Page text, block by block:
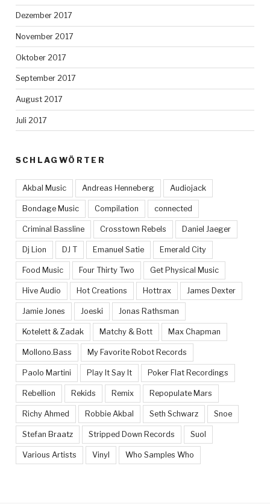
Dezember 2017
November 2017
Oktober 2017
September 2017
August 2017
Juli 2017
SCHLAGWÖRTER
Akbal Music Andreas Henneberg Audiojack
Bondage Music Compilation connected
Criminal Bassline Crosstown Rebels Daniel Jaeger
Dj Lion DJ T Emanuel Satie Emerald City
Food Music Four Thirty Two Get Physical Music
Hive Audio Hot Creations Hottrax James Dexter
Jamie Jones Joeski Jonas Rathsman
Kotelett & Zadak Matchy & Bott Max Chapman
Mollono.Bass My Favorite Robot Records
Paolo Martini Play It Say It Poker Flat Recordings
Rebellion Rekids Remix Repopulate Mars
Richy Ahmed Robbie Akbal Seth Schwarz Snoe
Stefan Braatz Stripped Down Records Suol
Various Artists Vinyl Who Samples Who